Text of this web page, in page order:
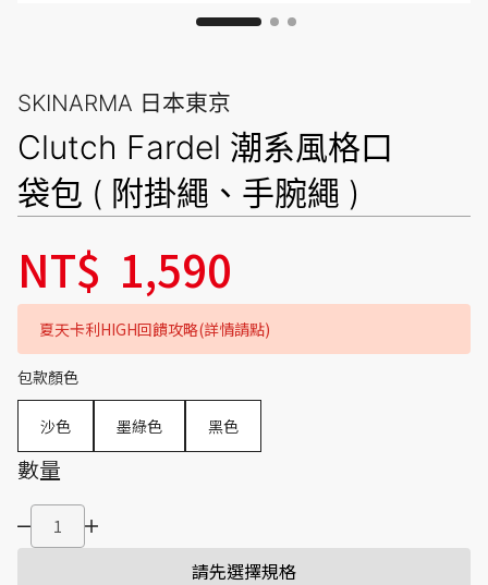
SKINARMA 日本東京
Clutch Fardel 潮系風格口
袋包 ( 附掛繩、手腕繩 )
NT$ 1,590
夏天卡利HIGH回饋攻略(詳情請點)
包款顏色
沙色 墨綠色 黑色
數量
請先選擇規格